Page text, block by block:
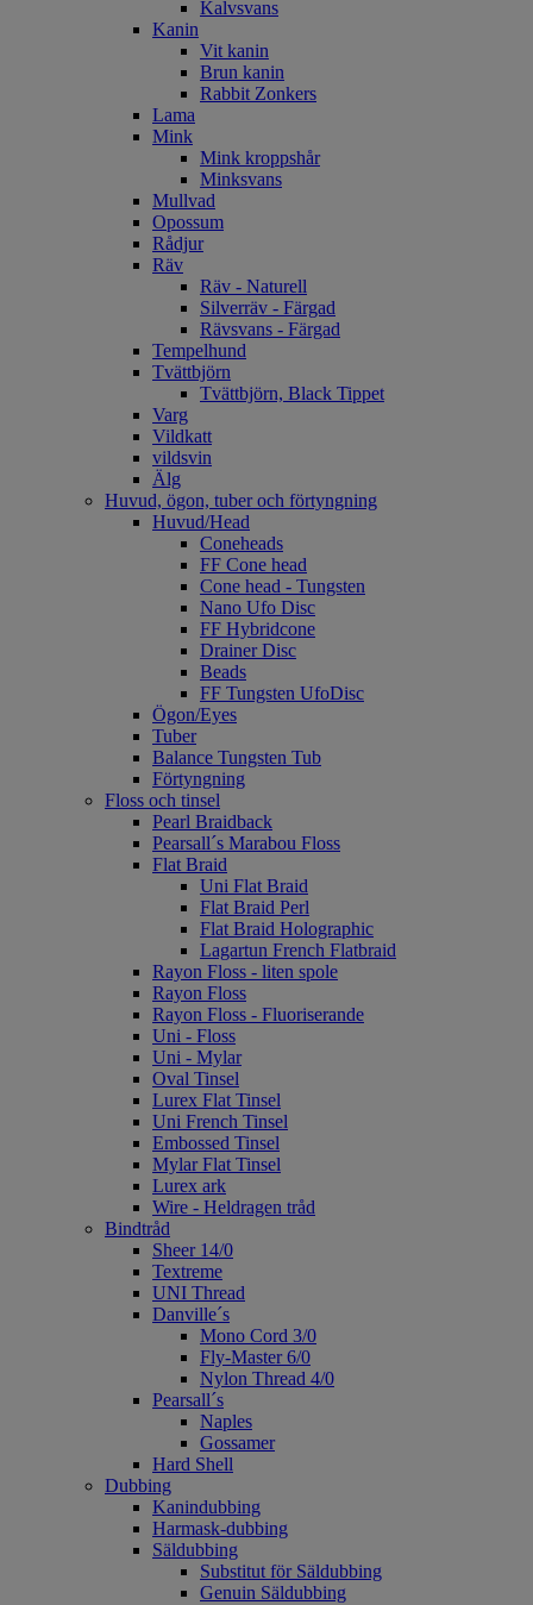
Kalvsvans
Kanin
Vit kanin
Brun kanin
Rabbit Zonkers
Lama
Mink
Mink kroppshår
Minksvans
Mullvad
Opossum
Rådjur
Räv
Räv - Naturell
Silverräv - Färgad
Rävsvans - Färgad
Tempelhund
Tvättbjörn
Tvättbjörn, Black Tippet
Varg
Vildkatt
vildsvin
Älg
Huvud, ögon, tuber och förtyngning
Huvud/Head
Coneheads
FF Cone head
Cone head - Tungsten
Nano Ufo Disc
FF Hybridcone
Drainer Disc
Beads
FF Tungsten UfoDisc
Ögon/Eyes
Tuber
Balance Tungsten Tub
Förtyngning
Floss och tinsel
Pearl Braidback
Pearsall´s Marabou Floss
Flat Braid
Uni Flat Braid
Flat Braid Perl
Flat Braid Holographic
Lagartun French Flatbraid
Rayon Floss - liten spole
Rayon Floss
Rayon Floss - Fluoriserande
Uni - Floss
Uni - Mylar
Oval Tinsel
Lurex Flat Tinsel
Uni French Tinsel
Embossed Tinsel
Mylar Flat Tinsel
Lurex ark
Wire - Heldragen tråd
Bindtråd
Sheer 14/0
Textreme
UNI Thread
Danville´s
Mono Cord 3/0
Fly-Master 6/0
Nylon Thread 4/0
Pearsall´s
Naples
Gossamer
Hard Shell
Dubbing
Kanindubbing
Harmask-dubbing
Säldubbing
Substitut för Säldubbing
Genuin Säldubbing